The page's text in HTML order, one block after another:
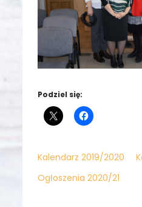
Podziel się:
Kalendarz 2019/2020
Ogłoszenia 2020/21